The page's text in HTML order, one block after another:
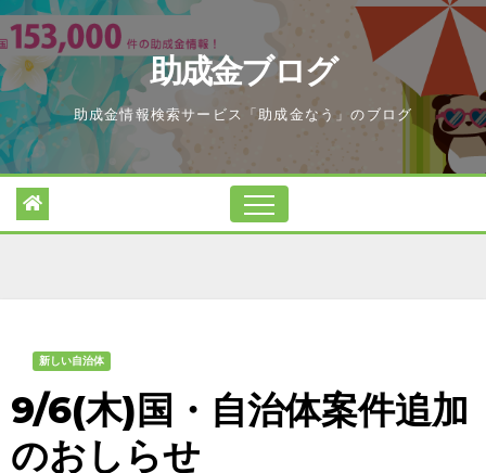
Skip
to
content
助成金ブログ
助成金情報検索サービス「助成金なう」のブログ
新しい自治体
9/6(木)国・自治体案件追加
のおしらせ